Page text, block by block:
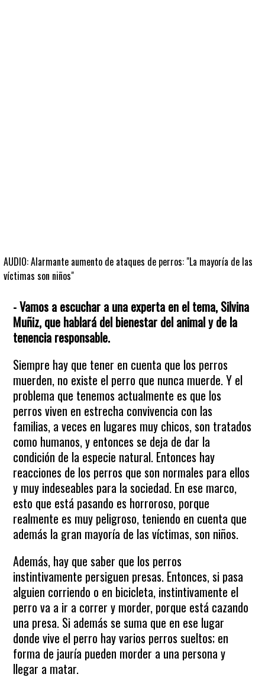
AUDIO: Alarmante aumento de ataques de perros: "La mayoría de las
víctimas son niños"
- Vamos a escuchar a una experta en el tema, Silvina
Muñiz, que hablará del bienestar del animal y de la
tenencia responsable.
Siempre hay que tener en cuenta que los perros
muerden, no existe el perro que nunca muerde. Y el
problema que tenemos actualmente es que los
perros viven en estrecha convivencia con las
familias, a veces en lugares muy chicos, son tratados
como humanos, y entonces se deja de dar la
condición de la especie natural. Entonces hay
reacciones de los perros que son normales para ellos
y muy indeseables para la sociedad. En ese marco,
esto que está pasando es horroroso, porque
realmente es muy peligroso, teniendo en cuenta que
además la gran mayoría de las víctimas, son niños.
Además, hay que saber que los perros
instintivamente persiguen presas. Entonces, si pasa
alguien corriendo o en bicicleta, instintivamente el
perro va a ir a correr y morder, porque está cazando
una presa. Si además se suma que en ese lugar
donde vive el perro hay varios perros sueltos; en
forma de jauría pueden morder a una persona y
llegar a matar.